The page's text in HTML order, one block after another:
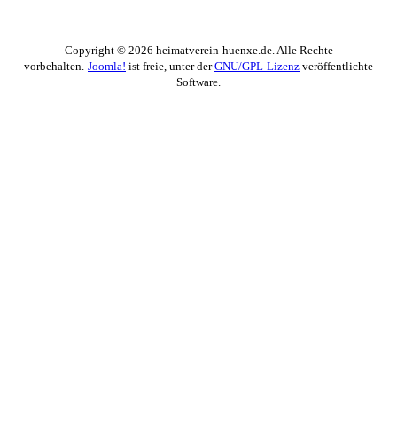
Copyright © 2026 heimatverein-huenxe.de. Alle Rechte
vorbehalten. Joomla! ist freie, unter derGNU/GPL-Lizenz veröffentlichte
Software.